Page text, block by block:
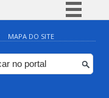
Simplifique!
Comunica BR
Participe
MAPA DO SITE